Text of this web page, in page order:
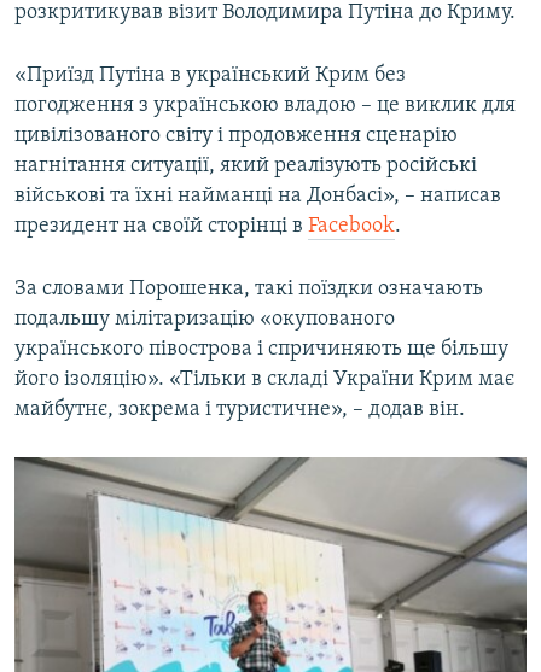
розкритикував візит Володимира Путіна до Криму.
«Приїзд Путіна в український Крим без
погодження з українською владою – це виклик для
цивілізованого світу і продовження сценарію
нагнітання ситуації, який реалізують російські
військові та їхні найманці на Донбасі», – написав
президент на своїй сторінці в Facebook.
За словами Порошенка, такі поїздки означають
подальшу мілітаризацію «окупованого
українського півострова і спричиняють ще більшу
його ізоляцію». «Тільки в складі України Крим має
майбутнє, зокрема і туристичне», – додав він.